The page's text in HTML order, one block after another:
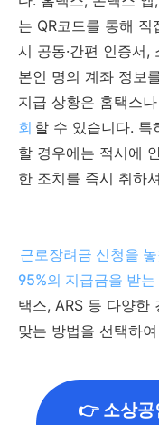
는 QR코드를 통해
시 공동·간편 인증서
본인 명의 계좌 정보
지급 상황은 홈택스
회 할 수 있습니다. 특
할 경우에는 적시에
한 조치를 즉시 취하
근로장려금 신청을
95%의 지급금을 받
택스, ARS 등 다양한
맞는 방법을 선택하
👉 소상공